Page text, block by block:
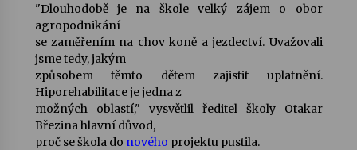
Votavžatský ploty
23. 7. 2026
Letní koncerty ve Stromovce: Rufus Miller
22. 7. 2026
"Dlouhodobě je na škole velký zájem o obor
agropodnikání
se zaměřením na chov koně a jezdectví. Uvažovali
jsme tedy, jakým
způsobem těmto dětem zajistit uplatnění.
Hiporehabilitace je jedna z
možných oblastí," vysvětlil ředitel školy Otakar
Březina hlavní důvod,
proč se škola do nového projektu pustila.